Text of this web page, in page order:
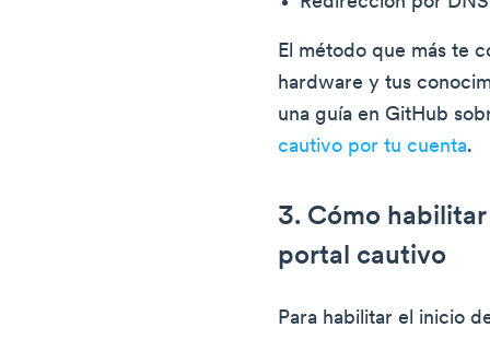
El método que más te
hardware y tus
una guía en GitHub
cautivo por tu cuenta.
3. Cómo
portal cautivo
Para habilitar el inicio